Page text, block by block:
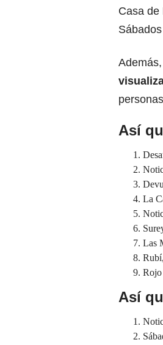
Casa de
Además,
Así
La
Las
Rojo
Así